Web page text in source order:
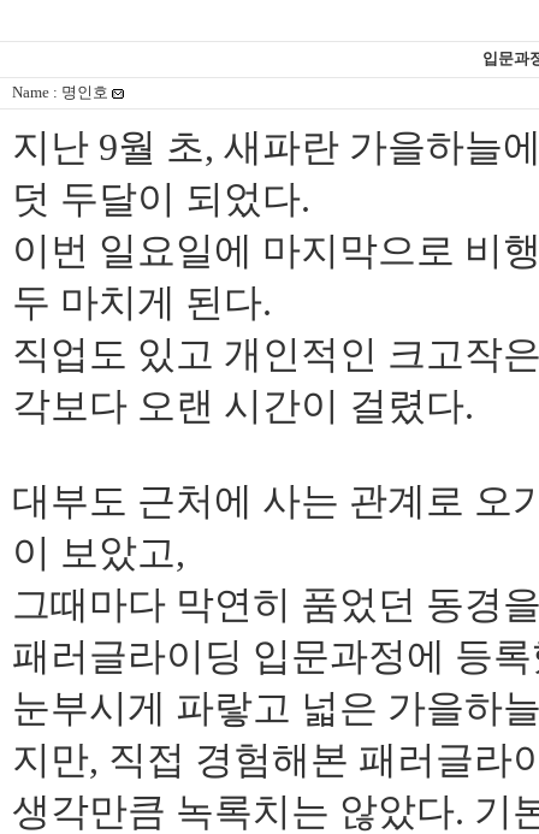
입문과
Name : 명인호
지난 9월 초, 새파란 가을하늘
덧 두달이 되었다.
이번 일요일에 마지막으로 비
두 마치게 된다.
직업도 있고 개인적인 크고작
각보다 오랜 시간이 걸렸다.
대부도 근처에 사는 관계로 오
이 보았고,
그때마다 막연히 품었던 동경
패러글라이딩 입문과정에 등
눈부시게 파랗고 넓은 가을하
지만, 직접 경험해본 패러글라
생각만큼 녹록치는 않았다. 기